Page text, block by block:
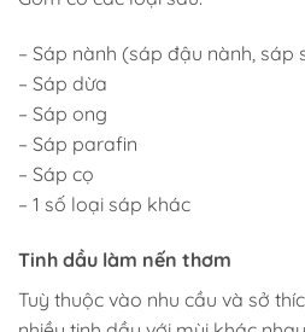
– Sáp nành (sáp đậu nành, sáp
– Sáp dừa
– Sáp ong
– Sáp parafin
– Sáp cọ
– 1 số loại sáp khác
Tinh dầu làm nến thơm
Tuỳ thuộc vào nhu cầu và sở